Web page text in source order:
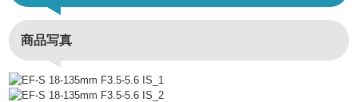
商品写真